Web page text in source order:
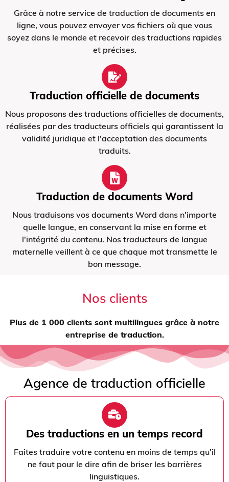
Grâce à notre service de traduction de documents en
ligne, vous pouvez envoyer vos fichiers où que vous
soyez dans le monde et recevoir des traductions rapides
et précises.
Traduction officielle de documents
Nous proposons des traductions officielles de documents,
réalisées par des traducteurs officiels qui garantissent la
validité juridique et l'acceptation des documents
traduits.
Traduction de documents Word
Nous traduisons vos documents Word dans n'importe
quelle langue, en conservant la mise en forme et
l'intégrité du contenu. Nos traducteurs de langue
maternelle veillent à ce que chaque mot transmette le
bon message.
Nos clients
Plus de 1 000 clients sont multilingues grâce à notre
entreprise de traduction.
Agence de traduction officielle
Des traductions en un temps record
Faites traduire votre contenu en moins de temps qu'il
ne faut pour le dire afin de briser les barrières
linguistiques.